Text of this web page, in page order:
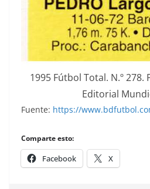
1995 Fútbol Total. N.º 278.
Editorial
Fuente: https://
Comparte esto:
Facebook X